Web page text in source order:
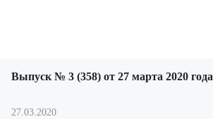
Выпуск № 3 (358) от 27 марта 2020 года
27.03.2020